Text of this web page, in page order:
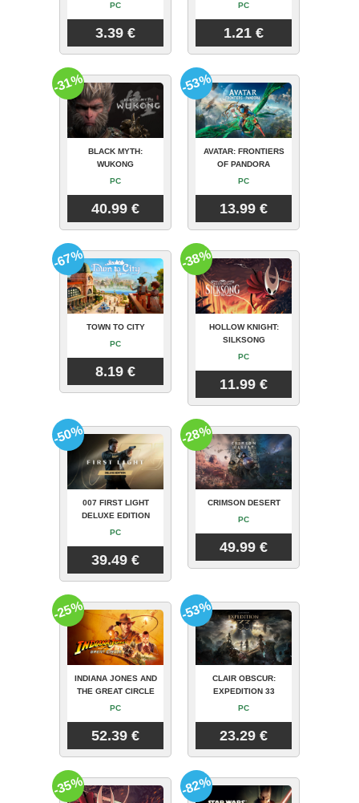
PC
3.39 €
PC
1.21 €
BLACK MYTH:
WUKONG
PC
40.99 €
-31%
AVATAR: FRONTIERS
OF PANDORA
PC
13.99 €
-53%
TOWN TO CITY
PC
8.19 €
-67%
HOLLOW KNIGHT:
SILKSONG
PC
11.99 €
-38%
007 FIRST LIGHT
DELUXE EDITION
PC
39.49 €
-50%
CRIMSON DESERT
PC
49.99 €
-28%
INDIANA JONES AND
THE GREAT CIRCLE
PC
52.39 €
-25%
CLAIR OBSCUR:
EXPEDITION 33
PC
23.29 €
-53%
-35% -82%